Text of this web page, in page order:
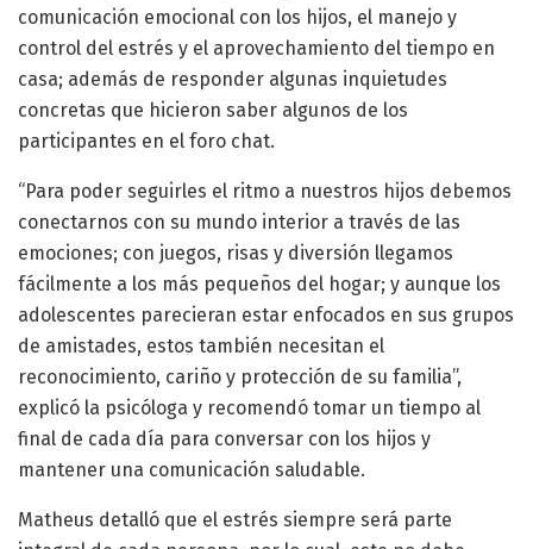
comunicación emocional con los hijos, el manejo y
control del estrés y el aprovechamiento del tiempo en
casa; además de responder algunas inquietudes
concretas que hicieron saber algunos de los
participantes en el foro chat.
“Para poder seguirles el ritmo a nuestros hijos debemos
conectarnos con su mundo interior a través de las
emociones; con juegos, risas y diversión llegamos
fácilmente a los más pequeños del hogar; y aunque los
adolescentes parecieran estar enfocados en sus grupos
de amistades, estos también necesitan el
reconocimiento, cariño y protección de su familia”,
explicó la psicóloga y recomendó tomar un tiempo al
final de cada día para conversar con los hijos y
mantener una comunicación saludable.
Matheus detalló que el estrés siempre será parte